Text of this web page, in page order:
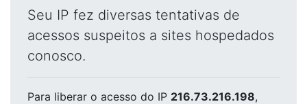
Seu IP fez diversas tentativas de
acessos suspeitos a sites hospedados
conosco.
Para liberar o acesso do IP 216.73.216.198,